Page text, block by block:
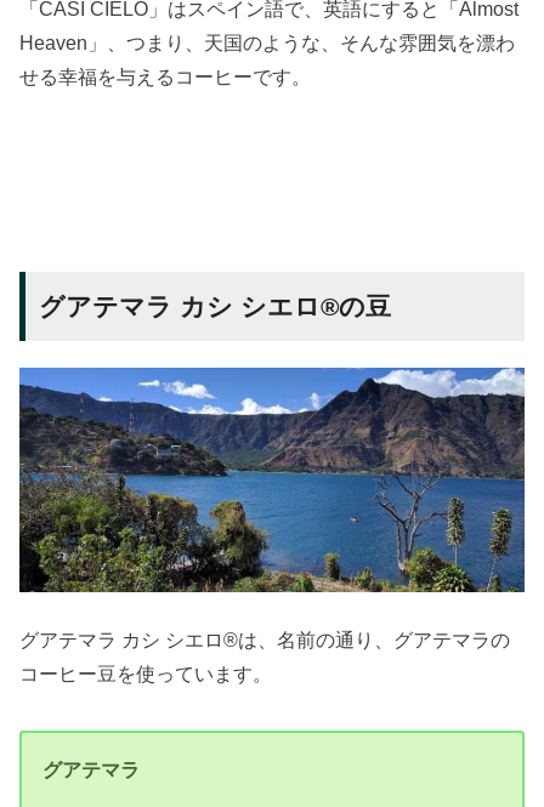
「CASI CIELO」はスペイン語で、英語にすると「Almost
Heaven」、つまり、天国のような、そんな雰囲気を漂わ
せる幸福を与えるコーヒーです。
グアテマラ カシ シエロ®の豆
グアテマラ カシ シエロ®は、名前の通り、グアテマラの
コーヒー豆を使っています。
グアテマラ